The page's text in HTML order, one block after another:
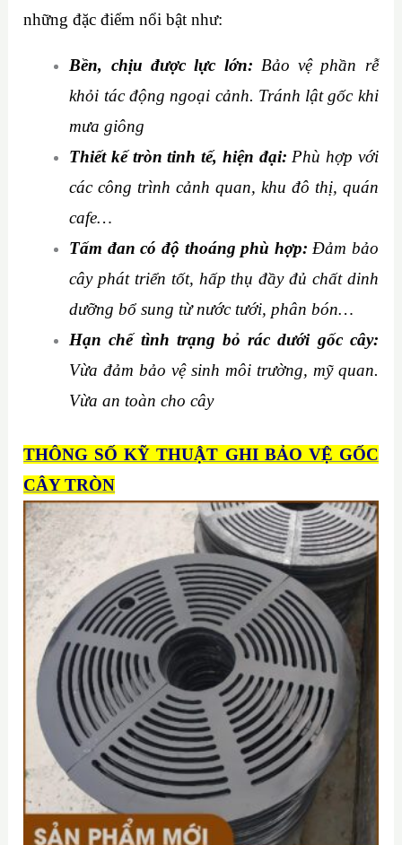
những đặc điểm nổi bật như:
Bền, chịu được lực lớn: Bảo vệ phần rễ
khỏi tác động ngoại cảnh. Tránh lật gốc khi
mưa giông
Thiết kế tròn tinh tế, hiện đại: Phù hợp với
các công trình cảnh quan, khu đô thị, quán
cafe…
Tấm đan có độ thoáng phù hợp: Đảm bảo
cây phát triển tốt, hấp thụ đầy đủ chất dinh
dưỡng bổ sung từ nước tưới, phân bón…
Hạn chế tình trạng bỏ rác dưới gốc cây:
Vừa đảm bảo vệ sinh môi trường, mỹ quan.
Vừa an toàn cho cây
THÔNG SỐ KỸ THUẬT GHI BẢO VỆ GỐC
CÂY TRÒN